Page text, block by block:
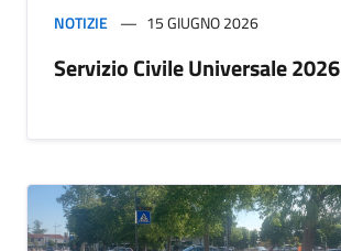
NOTIZIE 15 GIUGNO 2026
Servizio Civile Universale 2026